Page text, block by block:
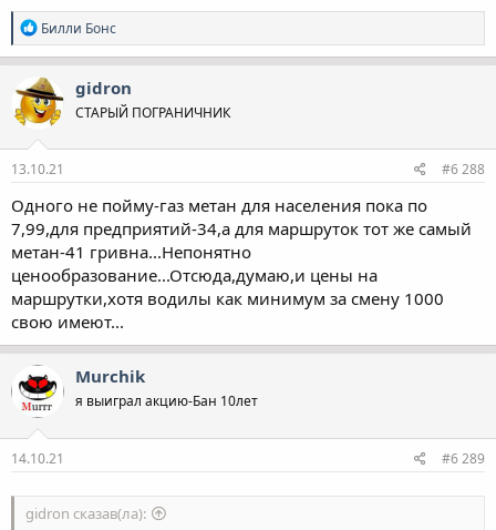
Р
е
а
к
ц
і
:
Билли Бонс
gidron
СТАРЫЙ ПОГРАНИЧНИК
13.10.21 #6 288
Одного не пойму-газ метан для населения пока по
7,99,для предприятий-34,а для маршруток тот же самый
метан-41 гривна...Непонятно
ценообразование...Отсюда,думаю,и цены на
маршрутки,хотя водилы как минимум за смену 1000
свою имеют...
Murchik
я выиграл акцию-Бан 10лет
14.10.21 #6 289
gidron сказав(ла):